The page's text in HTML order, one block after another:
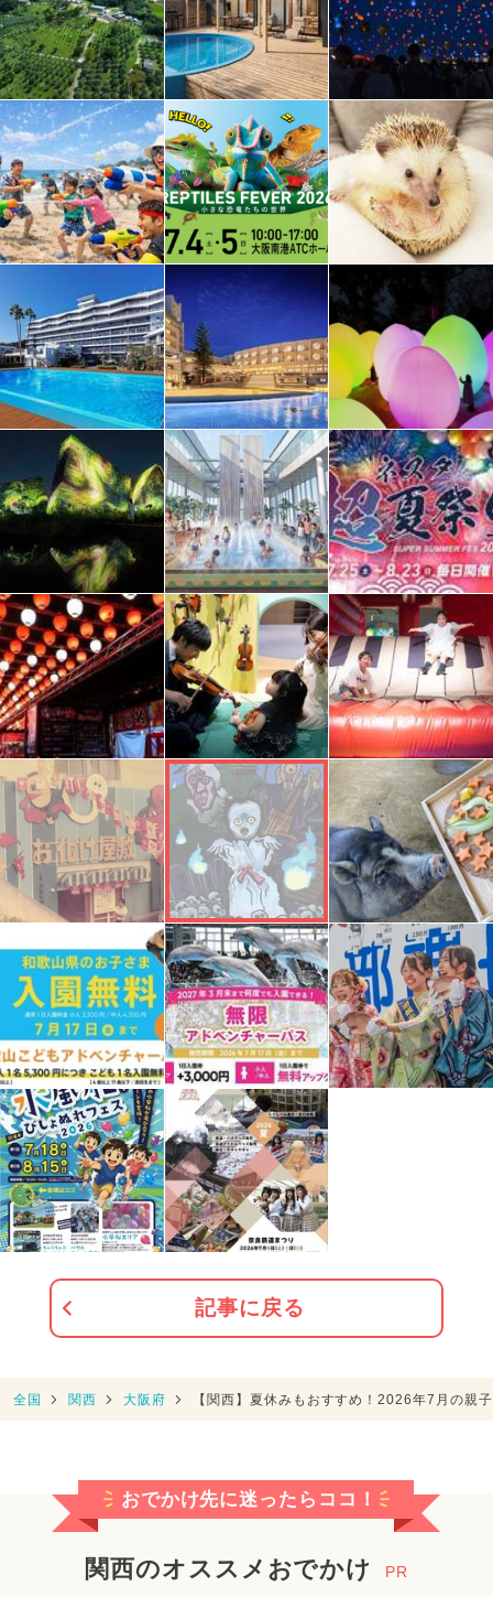
記事に戻る
全国 関西 大阪府 【関西】夏休みもおすすめ！2026年7月の親
おでかけ先に迷ったらココ！
関西のオススメおでかけ PR